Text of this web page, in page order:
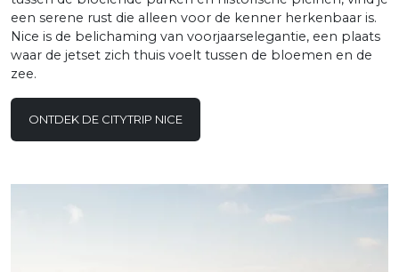
een serene rust die alleen voor de kenner herkenbaar is.
Nice is de belichaming van voorjaarselegantie, een plaats
waar de jetset zich thuis voelt tussen de bloemen en de
zee.
ONTDEK DE CITYTRIP NICE